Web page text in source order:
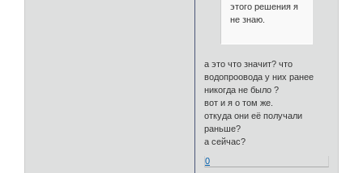
этого решения я
не знаю.
а это что значит? что
водопроовода у них ранее
никогда не было ?
вот и я о том же.
откуда они её получали
раньше?
а сейчас?
0